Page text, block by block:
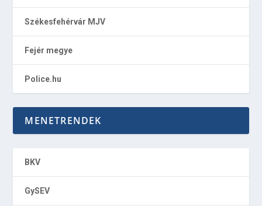
Székesfehérvár MJV
Fejér megye
Police.hu
MENETRENDEK
BKV
GySEV